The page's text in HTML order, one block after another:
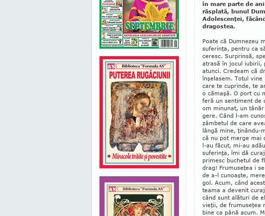
în mare parte de
răsplată, bunul
Adolescenţei,
dragostea.
Poate că Dumnezeu
suferinţa, pen­tru ca
ceresc. Surprinsă,
atrasă în jocul iubirii,
atunci. Credeam că
înşelasem. Totul
care te cuprin­de, te
o cămaşă. O port cu
feră un sentiment de
om minunat, un
gere. Când l-am
zâmbetul de care
lângă mine, ţinându-
că nu pot merge mai
l-au făcut, mi-au
suferinţa, îmi dă
primesc bu­che­tul de
drag! Frumuseţea i
de a-l cunoaşte,
gol. Acum, când
teama a devenit
când sunt alături de
vieţii, de frumuseţea
bine ca până acum.